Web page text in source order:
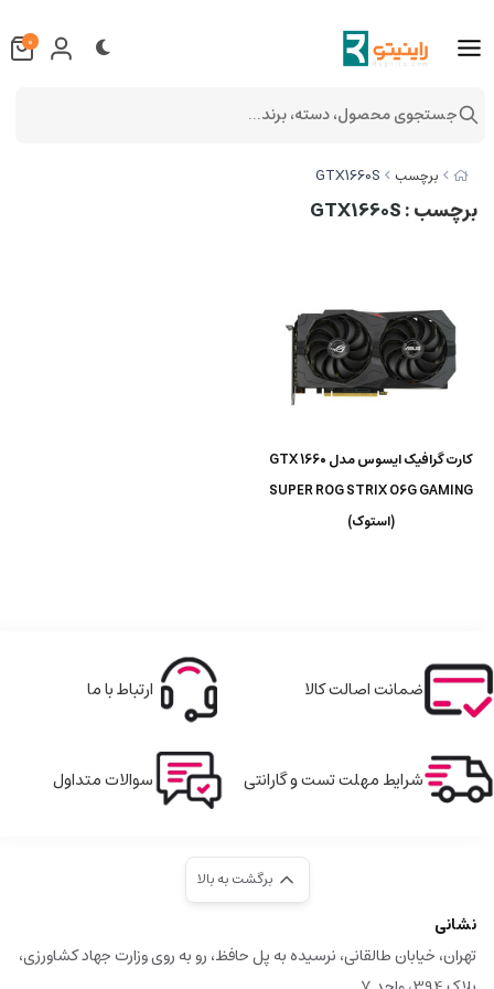
برچسب GTX1660S
برچسب: GTX1660S
کارت گرافیک ایسوس مدل GTX 1660
SUPER ROG STRIX O6G GAMING
(استوک)
ضمانت اصالت کالا ارتباط با ما
شرایط مهلت تست و گارانتی سوالات متداول
برگشت به بالا
نشانی
تهران، خیابان طالقانی، نرسیده به پل حافظ، رو به روی وزارت جهاد کشاورزی،
0
جستجوی محصول، دسته، برند...